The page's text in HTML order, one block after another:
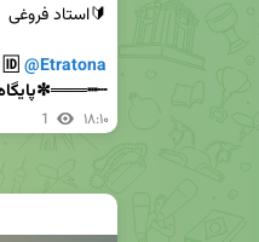
🔰استاد فروغی
🆔 @Etratona
┄┅═══✼پایگاه معارفی عترتنا✼═══┅┄
1 ۱۸:۱۰